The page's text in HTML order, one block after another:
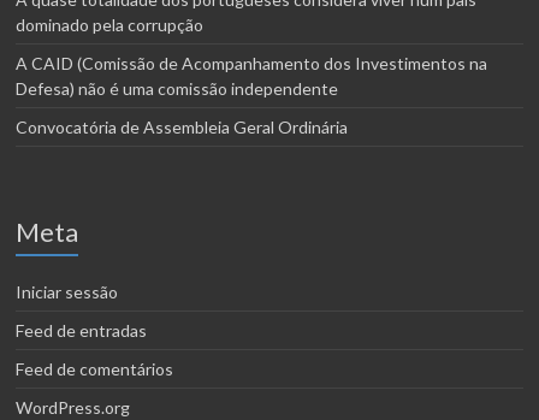
dominado pela corrupção
A CAID (Comissão de Acompanhamento dos Investimentos na
Defesa) não é uma comissão independente
Convocatória de Assembleia Geral Ordinária
Meta
Iniciar sessão
Feed de entradas
Feed de comentários
WordPress.org